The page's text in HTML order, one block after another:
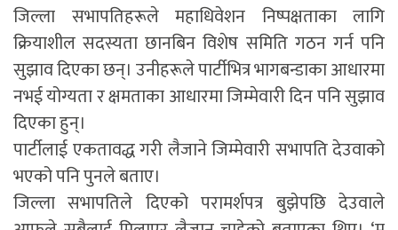
जिल्ला सभापतिहरूले महाधिवेशन निष्पक्षताका लागि
क्रियाशील सदस्यता छानबिन विशेष समिति गठन गर्न पनि
सुझाव दिएका छन्। उनीहरूले पार्टीभित्र भागबन्डाका आधारमा
नभई योग्यता र क्षमताका आधारमा जिम्मेवारी दिन पनि सुझाव
दिएका हुन्।
पार्टीलाई एकतावद्ध गरी लैजाने जिम्मेवारी सभापति देउवाको
भएको पनि पुनले बताए।
जिल्ला सभापतिले दिएको परामर्शपत्र बुझेपछि देउवाले